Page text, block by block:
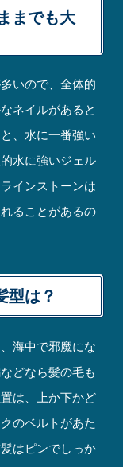
までも大
いので、全体的
ネイルがあると
、水に一番強い
水に強いジェル
インストーンは
ることがあるの
型は？
海中で邪魔にな
どなら髪の毛も
は、上か下かど
のベルトがあた
はピンでしっか